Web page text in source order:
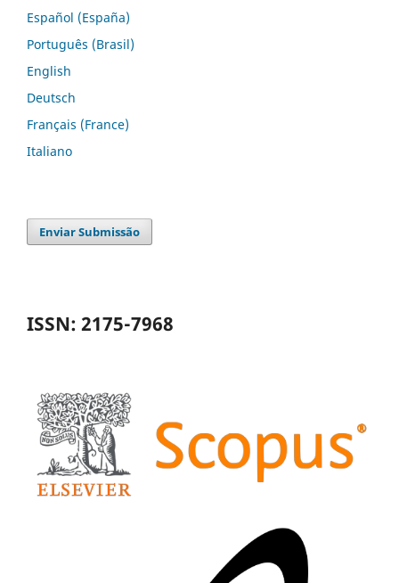
Español (España)
Português (Brasil)
English
Deutsch
Français (France)
Italiano
Enviar Submissão
ISSN: 2175-7968